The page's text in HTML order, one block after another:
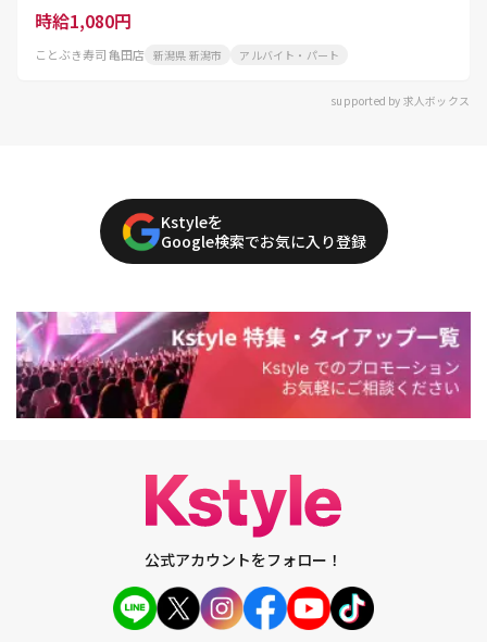
時給1,080円
ことぶき寿司 亀田店 新潟県 新潟市 アルバイト・パート
supported by 求人ボックス
Kstyleを
Google検索でお気に入り登録
公式アカウントをフォロー！